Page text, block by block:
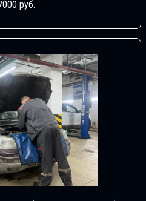
руб.